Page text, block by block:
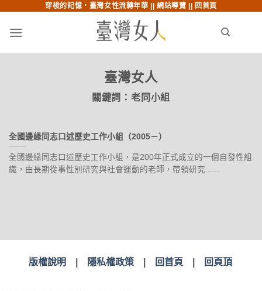
跳至內文
跳至索引列穿梭的記憶‧臺灣女性流轉年華 ||網站導覽 || 回首頁
臺灣女人
關鍵詞： 老同小組
全國邊緣同志口述歷史工作小組（2005－）
全國邊緣同志口述歷史工作小組，是200年正式成立的一個自發性組
織，由長期從事性別研究與社會運動的老師，帶領研究......
版權說明 隱私權政策| 回首頁 回頁頂